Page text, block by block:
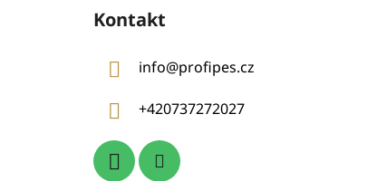
Kontakt
info@profipes.cz
+420737272027